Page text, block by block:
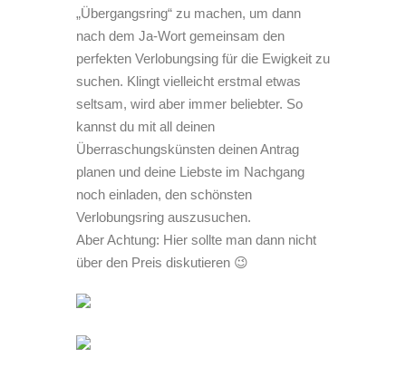
„Übergangsring“ zu machen, um dann
nach dem Ja-Wort gemeinsam den
perfekten Verlobungsing für die Ewigkeit zu
suchen. Klingt vielleicht erstmal etwas
seltsam, wird aber immer beliebter. So
kannst du mit all deinen
Überraschungskünsten deinen Antrag
planen und deine Liebste im Nachgang
noch einladen, den schönsten
Verlobungsring auszusuchen.
Aber Achtung: Hier sollte man dann nicht
über den Preis diskutieren 😉